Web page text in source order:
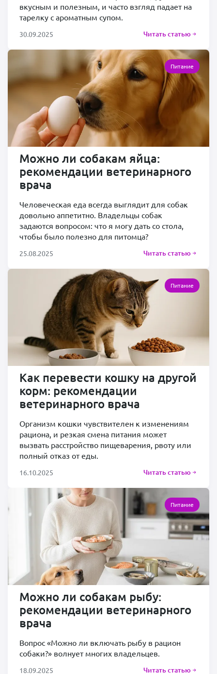
вкусным и полезным, и часто взгляд падает на
тарелку с ароматным супом.
30.09.2025 Читать статью
Можно ли собакам яйца:
рекомендации ветеринарного
врача
Человеческая еда всегда выглядит для собак
довольно аппетитно. Владельцы собак
задаются вопросом: что я могу дать со стола,
чтобы было полезно для питомца?
25.08.2025 Читать статью
Питание
Как перевести кошку на другой
корм: рекомендации
ветеринарного врача
Организм кошки чувствителен к изменениям
рациона, и резкая смена питания может
вызвать расстройство пищеварения, рвоту или
полный отказ от еды.
16.10.2025 Читать статью
Питание
Можно ли собакам рыбу:
рекомендации ветеринарного
врача
Вопрос «Можно ли включать рыбу в рацион
собаки?» волнует многих владельцев.
18.09.2025 Читать статью
Питание